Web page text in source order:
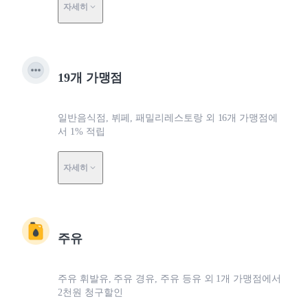
자세히
19개 가맹점
일반음식점, 뷔페, 패밀리레스토랑 외 16개 가맹점에
서 1% 적립
자세히
주유
주유 휘발유, 주유 경유, 주유 등유 외 1개 가맹점에서
2천원 청구할인